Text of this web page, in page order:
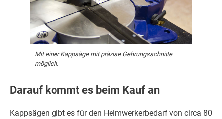
Mit einer Kappsäge mit präzise Gehrungsschnitte
möglich.
Darauf kommt es beim Kauf an
Kappsägen gibt es für den Heimwerkerbedarf von circa 80